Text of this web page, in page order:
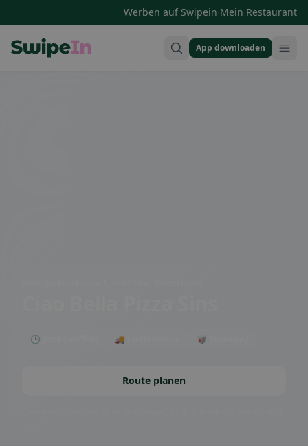
Werben auf Swipein·Mein Restaurant
App downloaden
🕒 Jetzt geöffnet 🚚 Lieferservice 🥡 Takeaway
Route planen